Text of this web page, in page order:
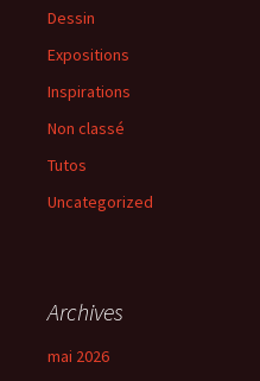
Dessin
Expositions
Inspirations
Non classé
Tutos
Uncategorized
Archives
mai 2026